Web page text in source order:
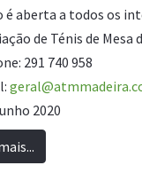
é aberta a todos os
de Ténis de Mesa
291 740 958
2020